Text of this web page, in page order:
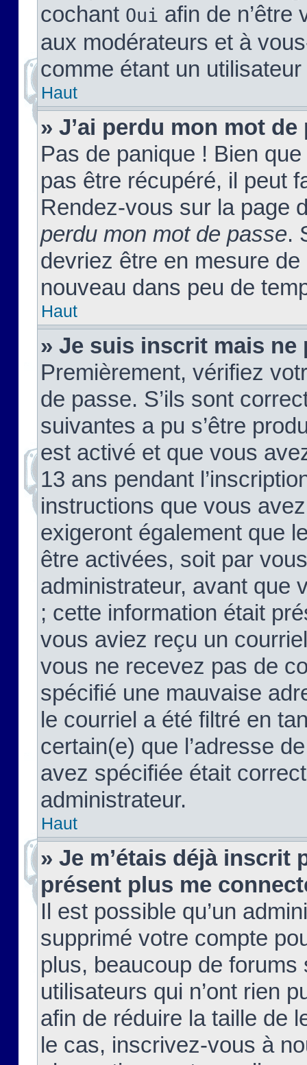
cochant Oui afin de n’être
aux modérateurs et à
comme étant un
Haut
» J’ai perdu mon mot de
Pas de panique ! Bien
pas être récupéré, il peut
Rendez-vous sur la page
perdu mon mot de passe.
devriez être en mesure
nouveau dans peu de
Haut
» Je suis inscrit mais ne
Premièrement, vérifiez
de passe. S’ils sont
suivantes a pu s’être
est activé et que vous
13 ans pendant
instructions que vous
exigeront également que
être activées, soit par
administrateur, avant que
; cette information était
vous aviez reçu un
vous ne recevez pas de
spécifié une mauvaise
le courriel a été filtré en
certain(e) que l’adresse
avez spécifiée était
administrateur.
Haut
» Je m’étais déjà inscrit
présent plus me
Il est possible qu’un
supprimé votre compte
plus, beaucoup de
utilisateurs qui n’ont rien
afin de réduire la taille de
le cas, inscrivez-vous à